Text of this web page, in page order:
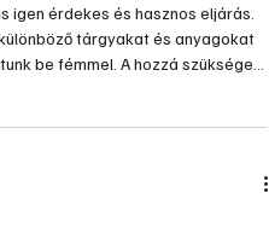
érdekes és hasznos eljárás.
tárgyakat és anyagokat
be fémmel. A hozzá szükséges